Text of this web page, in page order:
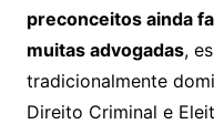
preconceitos ainda
muitas advogadas,
tradicionalmente
Direito Criminal e